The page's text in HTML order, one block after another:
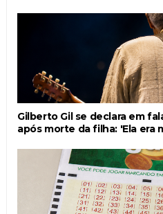
Gilberto Gil se declara em
após morte da filha: 'Ela era